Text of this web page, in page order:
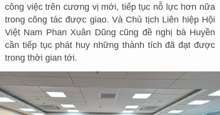
công việc trên cương vị mới, tiếp tục nỗ lực hơn nữa
trong công tác được giao. Và Chủ tịch Liên hiệp Hội
Việt Nam Phan Xuân Dũng cũng đề nghị bà Huyền
cần tiếp tục phát huy những thành tích đã đạt được
trong thời gian tới.